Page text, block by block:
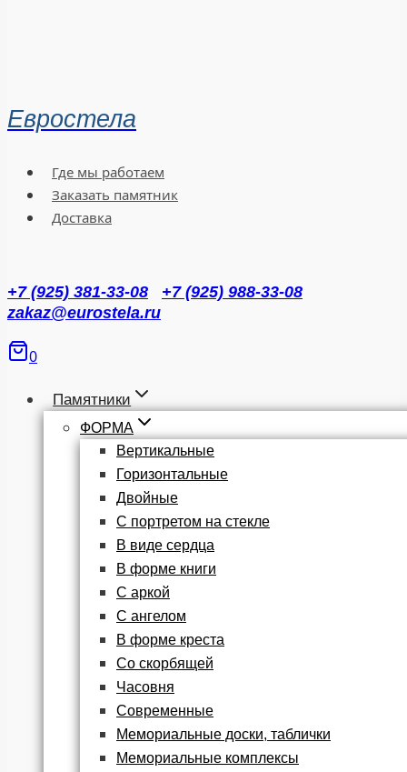
Евростела
Где мы работаем
Заказать памятник
Доставка
+7 (925) 381-33-08
+7 (925) 988-33-08
zakaz@eurostela.ru
0
Памятники
ФОРМА
Вертикальные
Горизонтальные
Двойные
С портретом на стекле
В виде сердца
В форме книги
С аркой
С ангелом
В форме креста
Со скорбящей
Часовня
Современные
Мемориальные доски, таблички
Мемориальные комплексы